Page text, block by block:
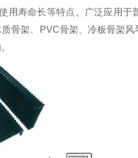
用寿命长等特点。广泛应用
骨架、PVC骨架、冷板骨架